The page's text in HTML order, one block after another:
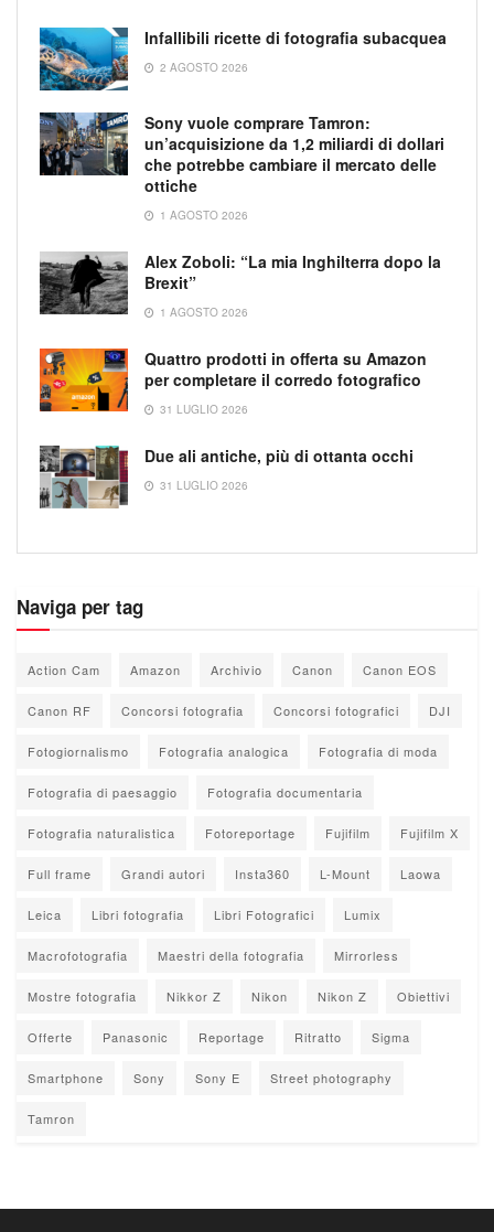
Infallibili ricette di fotografia subacquea
2 AGOSTO 2026
Sony vuole comprare Tamron:
un’acquisizione da 1,2 miliardi di dollari
che potrebbe cambiare il mercato delle
ottiche
1 AGOSTO 2026
Alex Zoboli: “La mia Inghilterra dopo la
Brexit”
1 AGOSTO 2026
Quattro prodotti in offerta su Amazon
per completare il corredo fotografico
31 LUGLIO 2026
Due ali antiche, più di ottanta occhi
31 LUGLIO 2026
Naviga per tag
Action Cam Amazon Archivio Canon Canon EOS
Canon RF Concorsi fotografia Concorsi fotografici DJI
Fotogiornalismo Fotografia analogica Fotografia di moda
Fotografia di paesaggio Fotografia documentaria
Fotografia naturalistica Fotoreportage Fujifilm Fujifilm X
Full frame Grandi autori Insta360 L-Mount Laowa
Leica Libri fotografia Libri Fotografici Lumix
Macrofotografia Maestri della fotografia Mirrorless
Mostre fotografia Nikkor Z Nikon Nikon Z Obiettivi
Offerte Panasonic Reportage Ritratto Sigma
Smartphone Sony Sony E Street photography
Tamron